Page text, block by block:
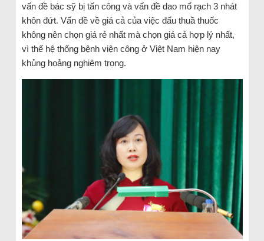
vấn đề bác sỹ bị tấn công và vấn đề dao mổ rạch 3 nhát
khôn đứt. Vấn đề về giá cả của việc đấu thuầ thuốc
không nên chọn giá rẻ nhất mà chọn giá cả hợp lý nhất,
vì thế hệ thống bệnh viện công ở Việt Nam hiện nay
khủng hoảng nghiêm trọng.